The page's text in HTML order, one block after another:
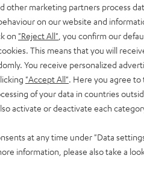
other marketing partners process
on our website and
on "Reject All" , you confirm our
This means that you will
You receive personalized
"Accept All" . Here you agree
of your data in countries
activate or deactivate each
at any time under "Data
information, please also take a